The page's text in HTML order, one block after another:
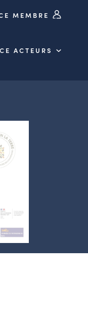
MEMBRE
ACTEURS